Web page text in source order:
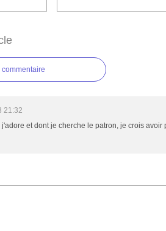
21:32
et dont je cherche le patron, je crois avoir